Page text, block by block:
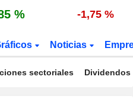
% -1,75 %
Noticias
sectoriales